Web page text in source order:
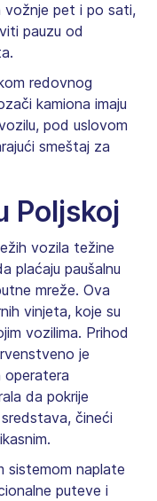
vožnje pet i po sati,
pauzu od
redovnog
kamiona imaju
pod uslovom
smeštaj za
Poljskoj
vozila težine
plaćaju paušalnu
mreže. Ova
vinjeta, koje su
vozilima. Prihod
je
operatera
da pokrije
čineći
sistemom naplate
puteve i